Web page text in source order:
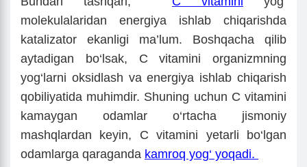
molekulalaridan energiya ishlab chiqarishda
katalizator ekanligi ma’lum. Boshqacha qilib
aytadigan bo‘lsak, C vitamini organizmning
yog‘larni oksidlash va energiya ishlab chiqarish
qobiliyatida muhimdir. Shuning uchun C vitamini
kamaygan odamlar o‘rtacha jismoniy
mashqlardan keyin, C vitamini yetarli bo‘lgan
odamlarga qaraganda kamroq yog‘ yoqadi.